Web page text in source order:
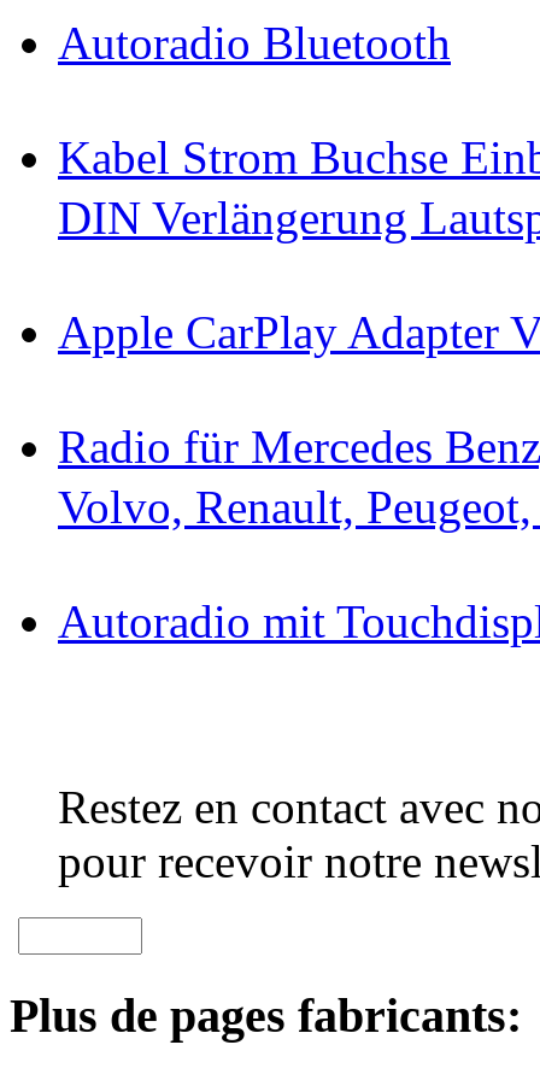
Autoradio Bluetooth
Kabel Strom Buchse
DIN Verlängerung
Apple CarPlay Adapter
Radio für Mercedes
Volvo, Renault,
Autoradio mit
Restez en contact avec
pour recevoir notre
Plus de pages fabricants: